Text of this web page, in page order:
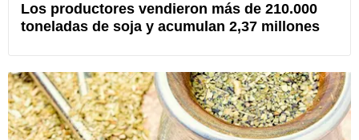
Los productores vendieron más de 210.000
toneladas de soja y acumulan 2,37 millones